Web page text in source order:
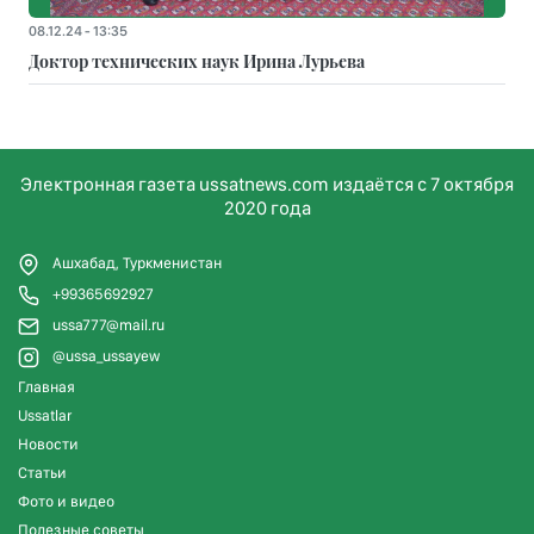
08.12.24 - 13:35
Доктор технических наук Ирина Лурьева
Электронная газета ussatnews.com издаётся с 7 октября
2020 года
Ашхабад, Туркменистан
+99365692927
ussa777@mail.ru
@ussa_ussayew
Главная
Ussatlar
Новости
Статьи
Фото и видео
Полезные советы